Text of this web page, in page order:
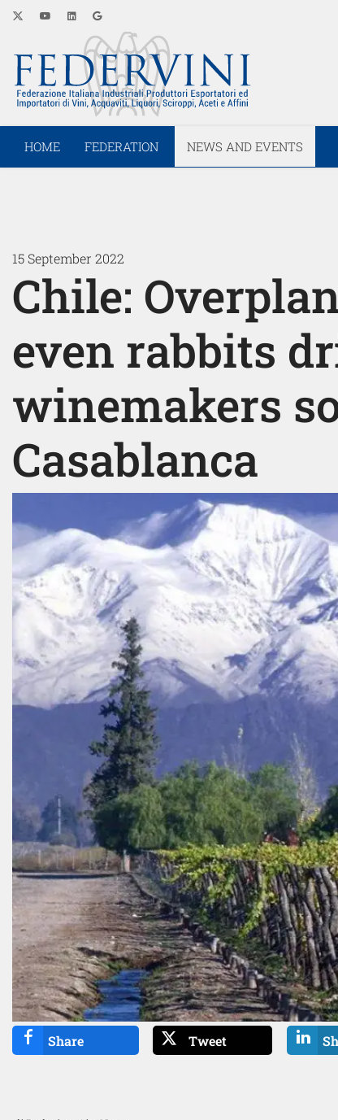
HOME FEDERATION NEWS AND EVENTS
15 September 2022
Chile:
even rabbits
winemakers
Casablanca
Share Tweet